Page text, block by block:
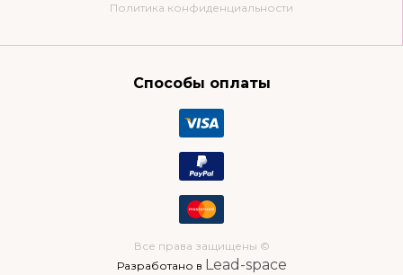
Политика конфиденциальности
Способы оплаты
Все права защищены ©
Разработано в Lead-space